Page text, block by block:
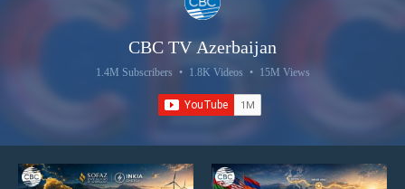
CBC TV Azerbaijan
1.4M Subscribers • 1.8K Videos • 15M Views